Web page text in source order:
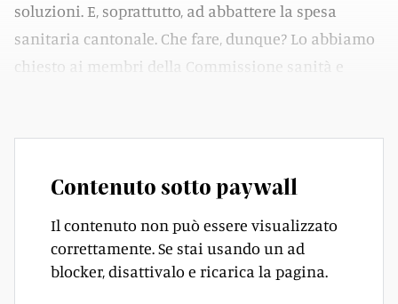
soluzioni. E, soprattutto, ad abbattere la spesa
sanitaria cantonale. Che fare, dunque? Lo abbiamo
chiesto ai membri della Commissione sanità e
Contenuto sotto paywall
Il contenuto non può essere visualizzato
correttamente. Se stai usando un ad
blocker, disattivalo e ricarica la pagina.